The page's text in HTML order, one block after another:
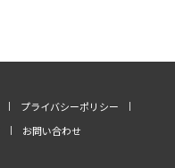
プライバシーポリシー
お問い合わせ